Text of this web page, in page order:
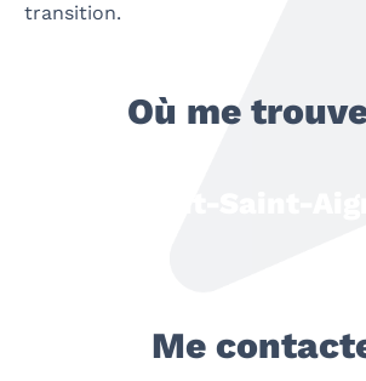
transition.
Où me
Me